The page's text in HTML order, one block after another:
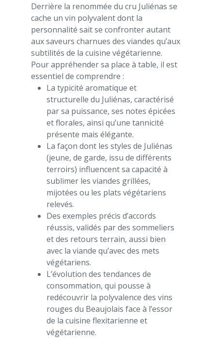
Derrière la renommée du cru Juliénas se
cache un vin polyvalent dont la
personnalité sait se confronter autant
aux saveurs charnues des viandes qu’aux
subtilités de la cuisine végétarienne.
Pour appréhender sa place à table, il est
essentiel de comprendre :
La typicité aromatique et
structurelle du Juliénas, caractérisé
par sa puissance, ses notes épicées
et florales, ainsi qu’une tannicité
présente mais élégante.
La façon dont les styles de Juliénas
(jeune, de garde, issu de différents
terroirs) influencent sa capacité à
sublimer les viandes grillées,
mijotées ou les plats végétariens
relevés.
Des exemples précis d’accords
réussis, validés par des sommeliers
et des retours terrain, aussi bien
avec la viande qu’avec des mets
végétariens.
L’évolution des tendances de
consommation, qui pousse à
redécouvrir la polyvalence des vins
rouges du Beaujolais face à l’essor
de la cuisine flexitarienne et
végétarienne.